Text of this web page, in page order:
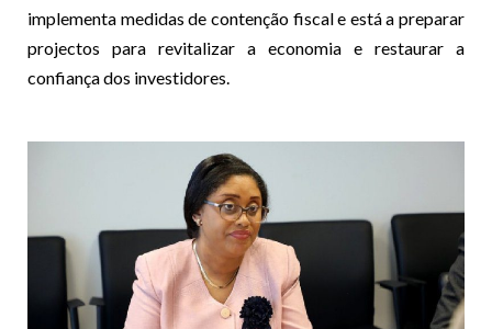
implementa medidas de contenção fiscal e está a preparar
projectos para revitalizar a economia e restaurar a
confiança dos investidores.